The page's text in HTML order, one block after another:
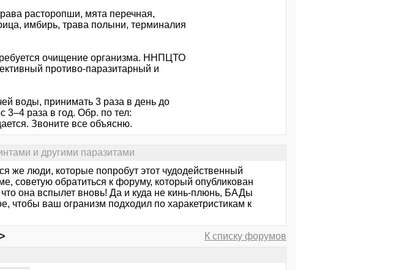
расторопши, мята перечная,
имбирь, трава полыни, терминалия
очищение организма. ННПЦТО
противо-паразитарный и
воды, принимать 3 раза в день до
3–4 раза в год. Обр. по тел:
Звоните все объясню.
и другими паразитами
же люди, которые попробут этот чудодейственный
советую обратиться к форуму, который опубликован
она вспылет вновь! Да и куда не кинь-плюнь, БАДы
чтобы ваш огранизм подходил по харакетристикам к
>
К списку форумов